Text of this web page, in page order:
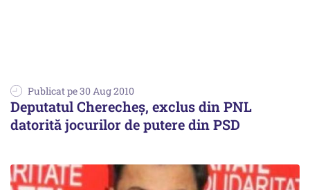
Publicat pe 30 Aug 2010
Deputatul Cherecheş, exclus din PNL
datorită jocurilor de putere din PSD